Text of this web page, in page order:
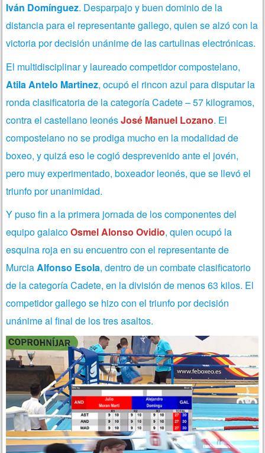
Iván Domínguez. Desparpajo y buen dominio de la
distancia para el representante gallego, quien se alzó con la
victoria por decisión unánime de las cartulinas electrónicas.
El multidisciplinar y laureado competidor compostelano,
Atila Antelo Martinez, ocupó el rincon azul para disputar la
ronda clasificatoria de la categoría Cadete – 57 kilogramos,
contra el castellano leonésJosé Manuel Lozano. El
compostelano no se prodiga mucho en la modalidad de
boxeo, y quizá eso le cogió desprevenido ante el jovén,
pero muy experimentado, boxeador leonés, que se llevó el
triunfo por unanimidad.
Y puso fin a la primera jornada de los componentes del
equipo galaicoOsmel Alonso Ovidio, quien ocupó la
esquina roja en su encuentro con el representante de
MurciaAlfonso Esola, dentro de un combate clasificatorio
de la categoría Cadete, en la división de menos 63 kilos. El
competidor gallego se hizo con el triunfo por decisión
unánime al final de los tres asaltos.